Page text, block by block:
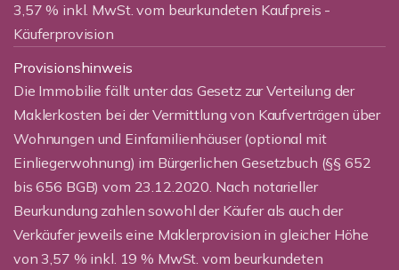
3,57 % inkl. MwSt. vom beurkundeten Kaufpreis -
Käuferprovision
Provisionshinweis
Die Immobilie fällt unter das Gesetz zur Verteilung der
Maklerkosten bei der Vermittlung von Kaufverträgen über
Wohnungen und Einfamilienhäuser (optional mit
Einliegerwohnung) im Bürgerlichen Gesetzbuch (§§ 652
bis 656 BGB) vom 23.12.2020. Nach notarieller
Beurkundung zahlen sowohl der Käufer als auch der
Verkäufer jeweils eine Maklerprovision in gleicher Höhe
von 3,57 % inkl. 19 % MwSt. vom beurkundeten